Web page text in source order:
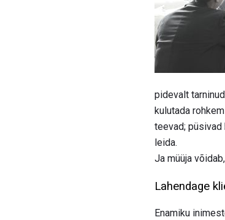
pidevalt
kulutada
teevad;
leida.
Ja müüja
Lahendage
Enamiku